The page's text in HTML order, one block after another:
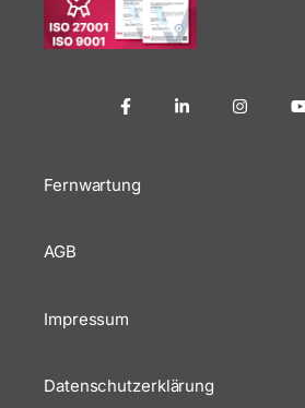
Fernwartung
AGB
Impressum
Datenschutzerklärung